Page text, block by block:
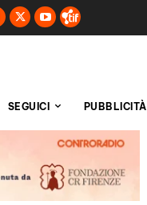
SEGUICI PUBBLICITÀ